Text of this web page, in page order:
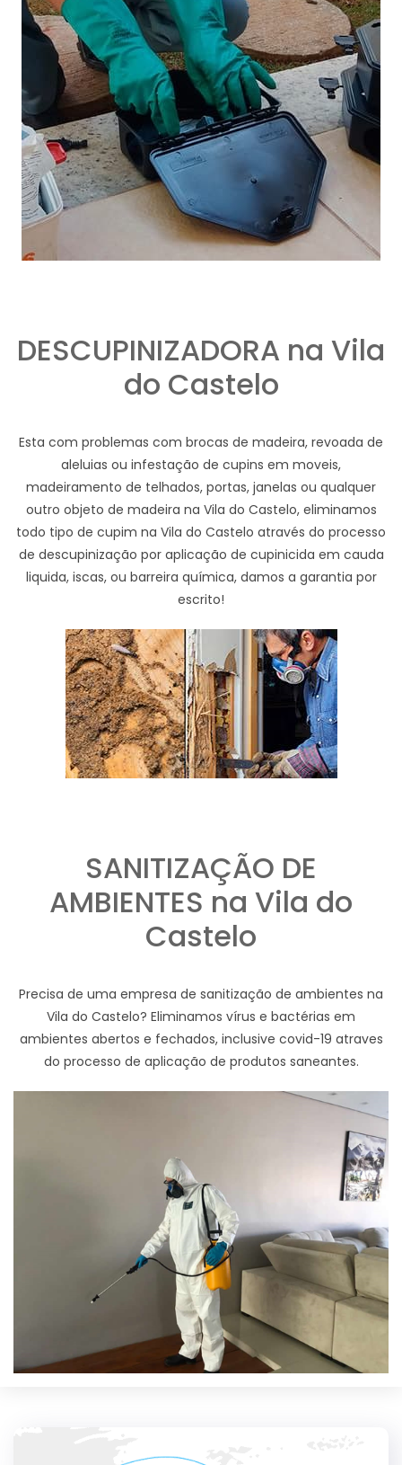
DESCUPINIZADORA na Vila
do Castelo
Esta com problemas com brocas de madeira, revoada de
aleluias ou infestação de cupins em moveis,
madeiramento de telhados, portas, janelas ou qualquer
outro objeto de madeira na Vila do Castelo, eliminamos
todo tipo de cupim na Vila do Castelo através do processo
de descupinização por aplicação de cupinicida em cauda
liquida, iscas, ou barreira química, damos a garantia por
escrito!
SANITIZAÇÃO DE
AMBIENTES na Vila do
Castelo
Precisa de uma empresa de sanitização de ambientes na
Vila do Castelo? Eliminamos vírus e bactérias em
ambientes abertos e fechados, inclusive covid-19 atraves
do processo de aplicação de produtos saneantes.